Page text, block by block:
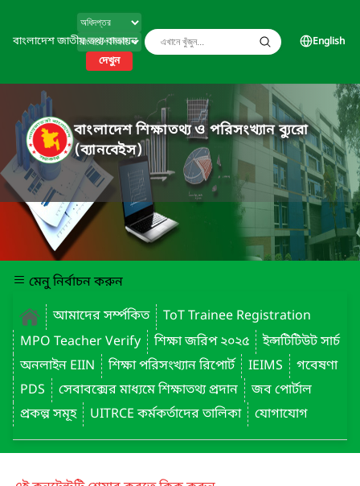
বাংলাদেশ জাতীয় তথ্য বাতায়ন
দেখুন
English
বাংলাদেশ শিক্ষাতথ্য ও পরিসংখ্যান ব্যুরো
(ব্যানবেইস)
মেনু নির্বাচন করুন
আমাদের সর্ম্পকিত
ToT Trainee Registration
MPO Teacher Verify
শিক্ষা জরিপ ২০২৫
ইন্সটিটিউট সার্চ
অনলাইন EIIN
শিক্ষা পরিসংখ্যান রিপোর্ট IEIMS
গবেষণা
PDS
সেবাবক্সের মাধ্যমে শিক্ষাতথ্য প্রদান
জব পোর্টাল
প্রকল্প সমূহ
UITRCE কর্মকর্তাদের তালিকা যোগাযোগ